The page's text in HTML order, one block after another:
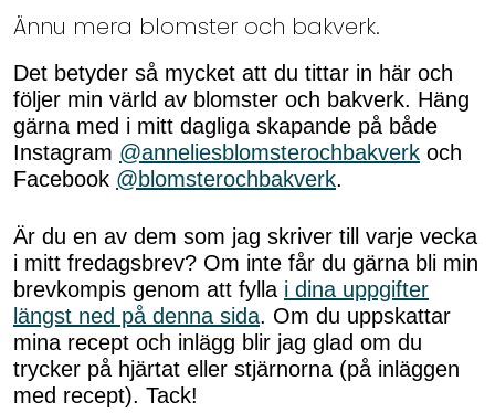
Ännu mera blomster och bakverk.
Det betyder så mycket att du tittar in här och
följer min värld av blomster och bakverk. Häng
gärna med i mitt dagliga skapande på både
Instagram @anneliesblomsterochbakverk och
Facebook @blomsterochbakverk.
Är du en av dem som jag skriver till varje vecka
i mitt fredagsbrev? Om inte får du gärna bli min
brevkompis genom att fylla i dina uppgifter
längst ned på denna sida. Om du uppskattar
mina recept och inlägg blir jag glad om du
trycker på hjärtat eller stjärnorna (på inläggen
med recept). Tack!